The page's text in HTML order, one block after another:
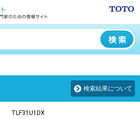
検索結果について
TLF31U1DX